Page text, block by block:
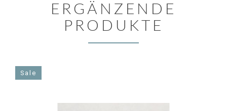
ERGÄNZENDE
PRODUKTE
Sale